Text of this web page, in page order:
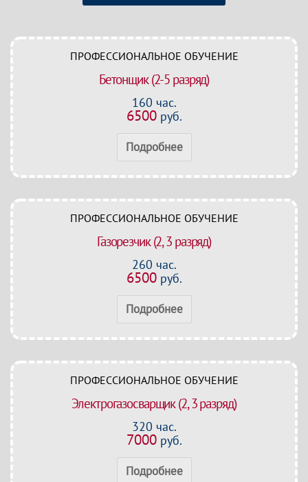
ПРОФЕССИОНАЛЬНОЕ ОБУЧЕНИЕ
Бетонщик (2-5 разряд)
160 час.
6500руб.
Подробнее
ПРОФЕССИОНАЛЬНОЕ ОБУЧЕНИЕ
Газорезчик (2, 3 разряд)
260 час.
6500руб.
Подробнее
ПРОФЕССИОНАЛЬНОЕ ОБУЧЕНИЕ
Электрогазосварщик (2, 3 разряд)
320 час.
7000руб.
Подробнее